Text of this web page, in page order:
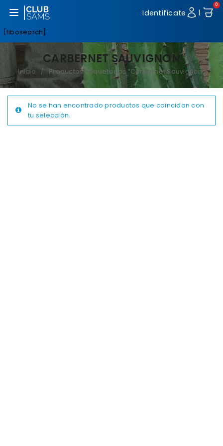
Abrir menú Identifícate |
0
[fibosearch]
CARBERNET SAUVIGNON
Inicio / Productos etiquetados “Carbernet Sauvignon”
No se han encontrado productos que coincidan con
tu selección.